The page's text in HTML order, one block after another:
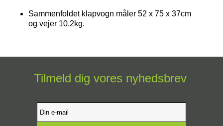
Sammenfoldet klapvogn måler52 x 75 x 37cm
og vejer 10,2kg.
Tilmeld dig vores nyhedsbrev